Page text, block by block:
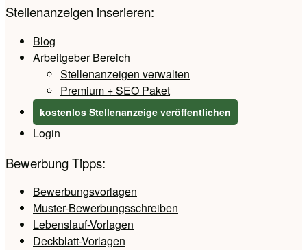
Stellenanzeigen inserieren:
Blog
Arbeitgeber Bereich
Stellenanzeigen verwalten
Premium + SEO Paket
kostenlos Stellenanzeige veröffentlichen
Login
Bewerbung Tipps:
Bewerbungsvorlagen
Muster-Bewerbungsschreiben
Lebenslauf-Vorlagen
Deckblatt-Vorlagen